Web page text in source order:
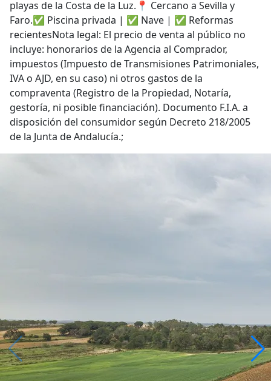
playas de la Costa de la Luz.📍 Cercano a Sevilla y
Faro.✅ Piscina privada | ✅ Nave | ✅ Reformas
recientesNota legal: El precio de venta al público no
incluye: honorarios de la Agencia al Comprador,
impuestos (Impuesto de Transmisiones Patrimoniales,
IVA o AJD, en su caso) ni otros gastos de la
compraventa (Registro de la Propiedad, Notaría,
gestoría, ni posible financiación). Documento F.I.A. a
disposición del consumidor según Decreto 218/2005
de la Junta de Andalucía.;